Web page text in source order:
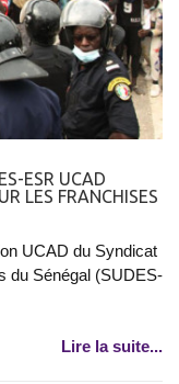
ESR UCAD
LES FRANCHISES
UCAD du Syndicat
du Sénégal (SUDES-
Lire la suite...